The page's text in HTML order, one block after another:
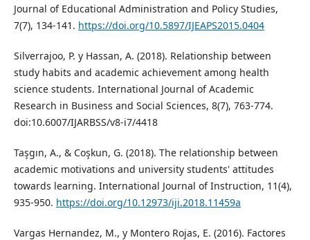
Journal of Educational Administration and Policy Studies,
7(7), 134-141. https://doi.org/10.5897/IJEAPS2015.0404
Silverrajoo, P. y Hassan, A. (2018). Relationship between
study habits and academic achievement among health
science students. International Journal of Academic
Research in Business and Social Sciences, 8(7), 763-774.
doi:10.6007/IJARBSS/v8-i7/4418
Taşgın, A., & Coşkun, G. (2018). The relationship between
academic motivations and university students' attitudes
towards learning. International Journal of Instruction, 11(4),
935-950. https://doi.org/10.12973/iji.2018.11459a
Vargas Hernandez, M., y Montero Rojas, E. (2016). Factores